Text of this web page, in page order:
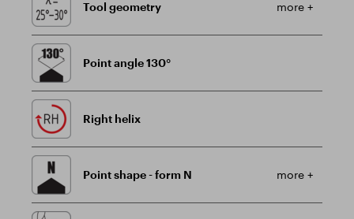
Tool geometry more +
Point angle 130°
Right helix
Point shape - form N more +